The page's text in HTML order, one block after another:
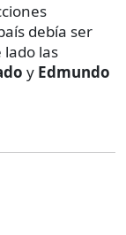
debía ser
las
y Edmundo